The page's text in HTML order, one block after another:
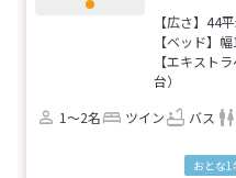
【広さ】44
【ベッド】
【エキスト
台）
1～2名
ツイン バス
おとな1